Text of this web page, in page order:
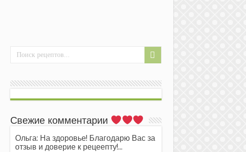
Свежие комментарии
Ольга: На здоровье! Благодарю Вас за
отзыв и доверие к рецеепту!...